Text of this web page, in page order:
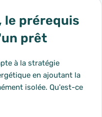
le prérequis
prêt
à la stratégie
en ajoutant la
isolée. Qu'est-ce